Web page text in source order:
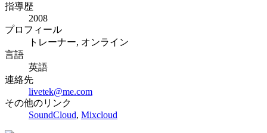
指導歴
2008
プロフィール
トレーナー, オンライン
言語
英語
連絡先
livetek@me.com
その他のリンク
SoundCloud, Mixcloud